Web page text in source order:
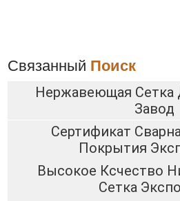
Связанный Поиск
Нержавеющая Сетка
Завод
Сертификат
Покрытия
Высокое Ксчество
Сетка